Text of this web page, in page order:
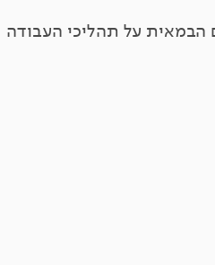
על תהליכי העבודה